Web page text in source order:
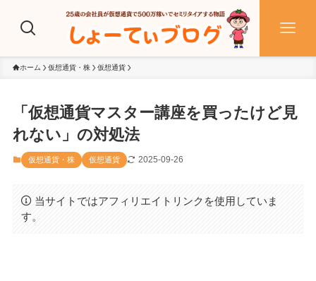
ホーム 仮想通貨・株 仮想通貨
「仮想通貨マスター講座を買ったけど見
れない」の対処法
仮想通貨・株 仮想通貨 2025-09-26
当サイトではアフィリエイトリンクを使用していま
す。